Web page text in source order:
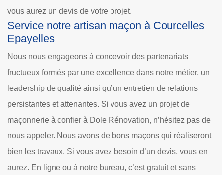
vous aurez un devis de votre projet.
Service notre artisan maçon à Courcelles
Epayelles
Nous nous engageons à concevoir des partenariats
fructueux formés par une excellence dans notre métier, un
leadership de qualité ainsi qu’un entretien de relations
persistantes et attenantes. Si vous avez un projet de
maçonnerie à confier à Dole Rénovation, n’hésitez pas de
nous appeler. Nous avons de bons maçons qui réaliseront
bien les travaux. Si vous avez besoin d’un devis, vous en
aurez. En ligne ou à notre bureau, c’est gratuit et sans